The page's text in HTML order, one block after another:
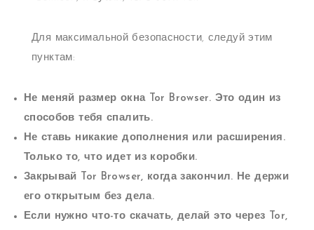
Для максимальной безопасности, следуй этим
пунктам:
Не меняй размер окна Tor Browser. Это один из
способов тебя спалить.
Не ставь никакие дополнения или расширения.
Только то, что идет из коробки.
Закрывай Tor Browser, когда закончил. Не держи
его открытым без дела.
Если нужно что-то скачать, делай это через Tor,